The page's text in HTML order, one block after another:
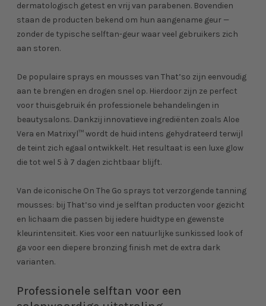
dermatologisch getest en vrij van parabenen. Bovendien
staan de producten bekend om hun aangename geur —
zonder de typische selftan-geur waar veel gebruikers zich
aan storen.
De populaire sprays en mousses van That’so zijn eenvoudig
aan te brengen en drogen snel op. Hierdoor zijn ze perfect
voor thuisgebruik én professionele behandelingen in
beautysalons. Dankzij innovatieve ingrediënten zoals Aloe
Vera en Matrixyl™ wordt de huid intens gehydrateerd terwijl
de teint zich egaal ontwikkelt. Het resultaat is een luxe glow
die tot wel 5 à 7 dagen zichtbaar blijft.
Van de iconische On The Go sprays tot verzorgende tanning
mousses: bij That’so vind je selftan producten voor gezicht
en lichaam die passen bij iedere huidtype en gewenste
kleurintensiteit. Kies voor een natuurlijke sunkissed look of
ga voor een diepere bronzing finish met de extra dark
varianten.
Professionele selftan voor een